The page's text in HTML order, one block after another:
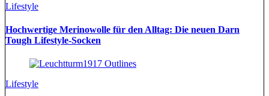
Lifestyle
Hochwertige Merinowolle für den Alltag: Die neuen Darn
Tough Lifestyle-Socken
Lifestyle